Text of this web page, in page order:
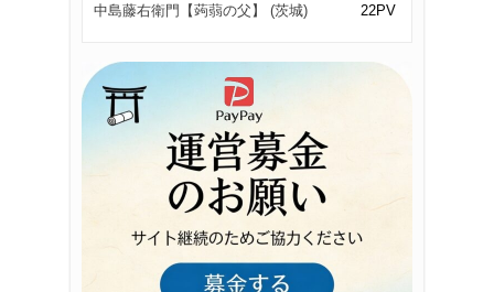
中島藤右衛門【蒟蒻の父】 (茨城) 22PV